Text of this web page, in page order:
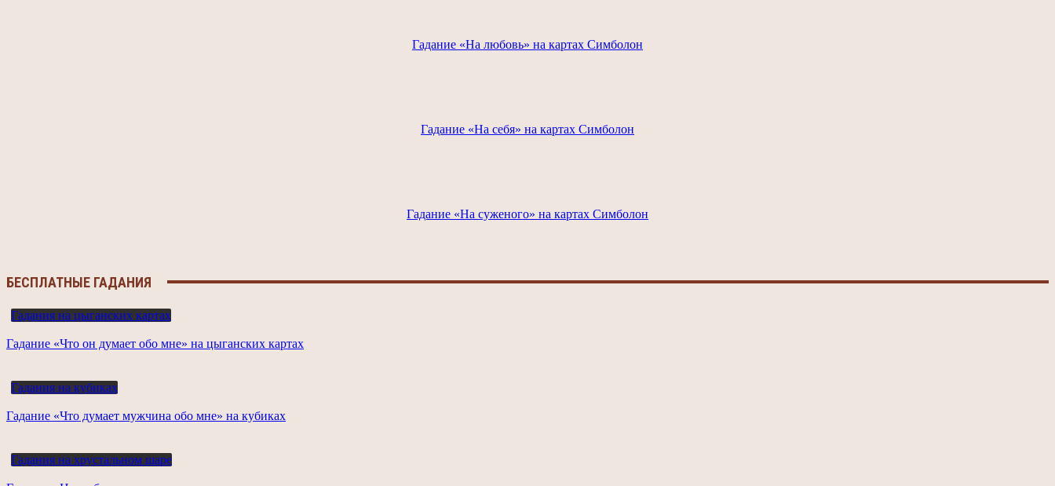
Гадание «На любовь» на картах Симболон
Гадание «На себя» на картах Симболон
Гадание «На суженого» на картах Симболон
БЕСПЛАТНЫЕ ГАДАНИЯ
Гадания на цыганских картах
Гадание «Что он думает обо мне» на цыганских картах
Гадания на кубиках
Гадание «Что думает мужчина обо мне» на кубиках
Гадания на хрустальном шаре